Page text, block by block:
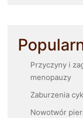
Przyczyny i
menopauzy
Zaburzenia
Nowotwór